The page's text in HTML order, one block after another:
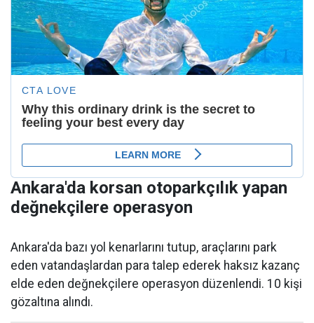
Ankara'da korsan otoparkçılık yapan
değnekçilere operasyon
Ankara'da bazı yol kenarlarını tutup, araçlarını park
eden vatandaşlardan para talep ederek haksız kazanç
elde eden değnekçilere operasyon düzenlendi. 10 kişi
gözaltına alındı.